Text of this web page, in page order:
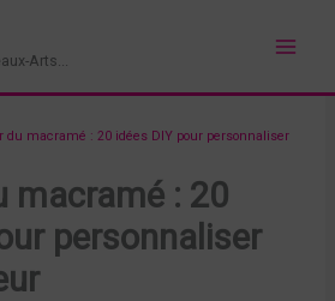
Arts...
du macramé : 20 idées DIY pour personnaliser
macramé : 20
personnaliser